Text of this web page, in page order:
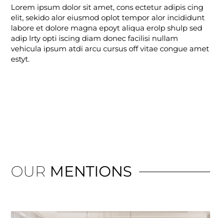
Lorem ipsum dolor sit amet, cons ectetur adipis cing
elit, sekido alor eiusmod oplot tempor alor incididunt
labore et dolore magna epoyt aliqua erolp shulp sed
adip lrty opti iscing diam donec facilisi nullam
vehicula ipsum atdi arcu cursus off vitae congue amet
estyt.
OUR MENTIONS